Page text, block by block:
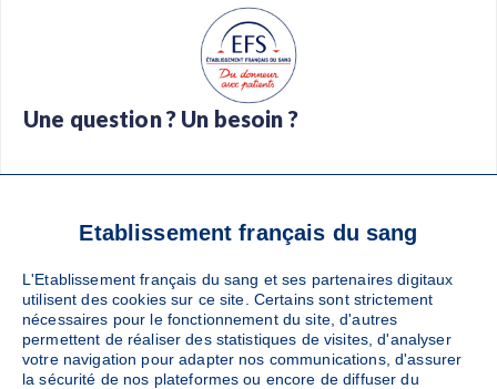
Une question ? Un besoin ?
Téléchargez l’app Don de sang
Suivez-nous :
Etablissement français du sang
L'Etablissement français du sang et ses partenaires digitaux
utilisent des cookies sur ce site. Certains sont strictement
nécessaires pour le fonctionnement du site, d'autres
permettent de réaliser des statistiques de visites, d'analyser
votre navigation pour adapter nos communications, d'assurer
la sécurité de nos plateformes ou encore de diffuser du